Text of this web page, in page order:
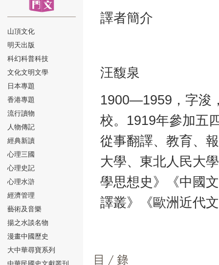
⑬
⑭
⑮
山頂文化
明天出版
科幻科普科技
文化文明文學
日本專題
香港專題
流行讀物
人物傳記
經典新讀
心理三國
心理史記
心理水滸
經濟管理
藝術及音樂
揚之水談名物
漫畫中國歷史
大中華尋寶系列
譯者簡介
汪馥泉
1900—1959，字浚
校。1919年參加五
從事翻譯、教育、
大學、東北人民大
學思想史》《中國
譯叢》《歐洲近代